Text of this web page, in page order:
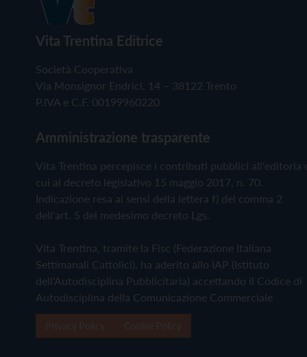
Vita Trentina Editrice
Società Cooperativa
Via Monsignor Endrici, 14 – 38122 Trento
P.IVA e C.F. 00199960220
Amministrazione trasparente
Vita Trentina percepisce i contributi pubblici all'editoria
cui al decreto legislativo 15 maggio 2017, n. 70.
Indicazione resa ai sensi della lettera f) del comma 2
dell'art. 5 del medesimo decreto Lgs.
Vita Trentina, tramite la Fisc (Federazione Italiana
Settimanali Cattolici), ha aderito allo IAP (Istituto
dell'Autodisciplina Pubblicitaria) accettando il Codice di
Autodisciplina della Comunicazione Commerciale